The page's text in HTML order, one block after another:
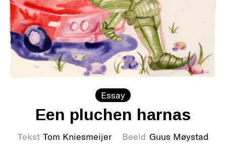
Essay
Een pluchen harnas
Tekst Tom Kniesmeijer Beeld Guus Møystad